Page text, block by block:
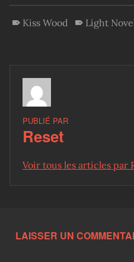
Kiss Wood Light
PUBLIÉ PAR
Reset
Voir tous les articles par
LAISSER UN